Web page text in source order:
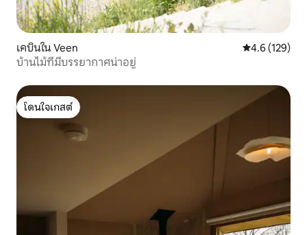
เคบินใน Veen คะแนนเฉลี่ย
4.6 (129)
บ้านไม้ที่มีบรรยากาศน่าอยู่
โดนใจเกสต์
โดนใจเกสต์